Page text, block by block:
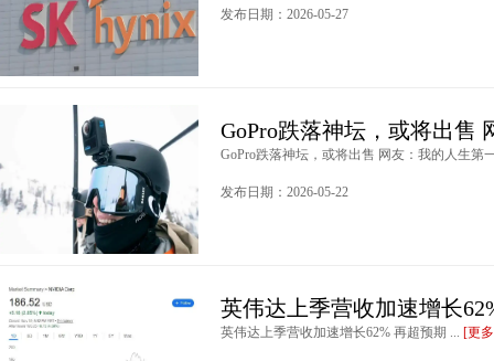
发布日期：2026-05-27
GoPro跌落神坛，或将出售
GoPro跌落神坛，或将出售 网友：我的人生第
发布日期：2026-05-22
英伟达上季营收加速增长
英伟达上季营收加速增长62% 再超预期 ... [更